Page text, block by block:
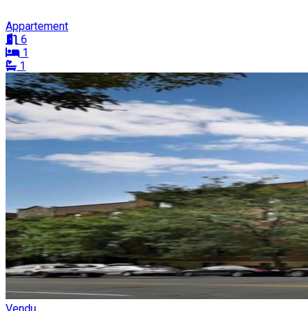
Appartement
6
1
1